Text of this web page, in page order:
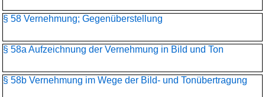
§ 58 Vernehmung; Gegenüberstellung
§ 58a Aufzeichnung der Vernehmung in Bild und Ton
§ 58b Vernehmung im Wege der Bild- und Tonübertragung